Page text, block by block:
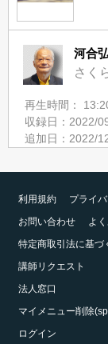
河合
さく
再生時間：
収録日：2022/
追加日：2022/
利用規約
プライ
お問い合わせ
よ
特定商取引法に基づ
講師リクエスト
法人窓口
マイメニュー削除
ログイン